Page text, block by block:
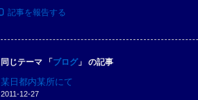
記事を報告する
同じテーマ 「 ブログ」 の記事
某日都内某所にて
2011-12-27